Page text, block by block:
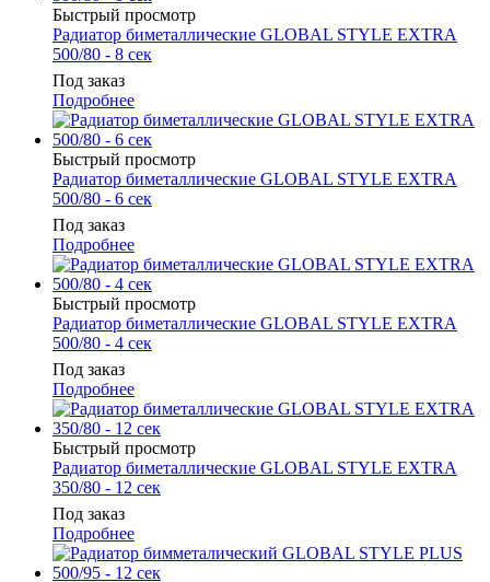
Быстрый просмотр
Радиатор биметаллические GLOBAL STYLE EXTRA
500/80 - 8 сек
Под заказ
Подробнее
Быстрый просмотр
Радиатор биметаллические GLOBAL STYLE EXTRA
500/80 - 6 сек
Под заказ
Подробнее
Быстрый просмотр
Радиатор биметаллические GLOBAL STYLE EXTRA
500/80 - 4 сек
Под заказ
Подробнее
Быстрый просмотр
Радиатор биметаллические GLOBAL STYLE EXTRA
350/80 - 12 сек
Под заказ
Подробнее